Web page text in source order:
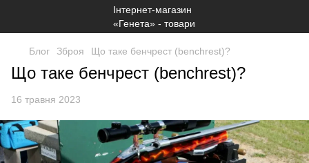
Блог Зброя Що таке бенчрест (benchrest)?
Що таке бенчрест (benchrest)?
16 травня 2023